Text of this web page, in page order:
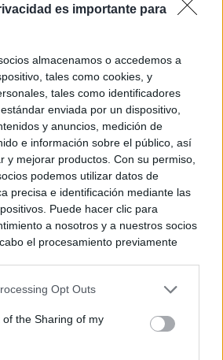
es importante para
almacenamos o accedemos a
tales como cookies, y
tales como identificadores
enviada por un dispositivo,
y anuncios, medición de
e información sobre el público, así
y mejorar productos. Con su permiso,
podemos utilizar datos de
precisa e identificación mediante las
Puede hacer clic para
a nosotros y a nuestros socios
el procesamiento previamente
Tenga en cuenta que algún
pero usted tiene el derecho de
Sus preferencias se aplicarán
Opt Outs
the Sharing of my